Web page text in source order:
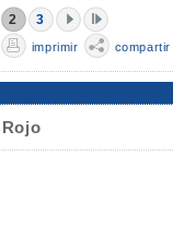
2 3
imprimir compartir